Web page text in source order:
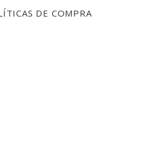
DE COMPRA